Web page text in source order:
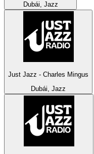
Dubái, Jazz
Just Jazz - Charles Mingus
Dubái, Jazz